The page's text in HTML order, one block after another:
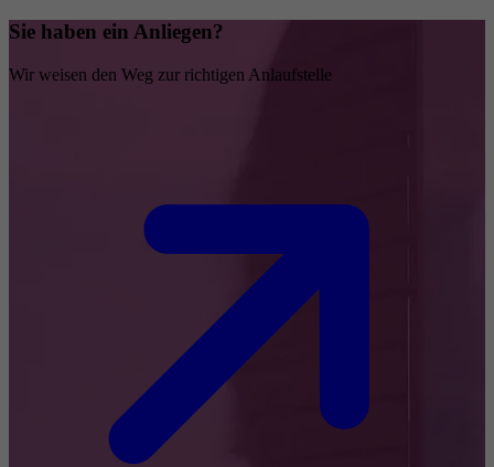
Sie haben ein Anliegen?
Wir weisen den Weg zur richtigen Anlaufstelle